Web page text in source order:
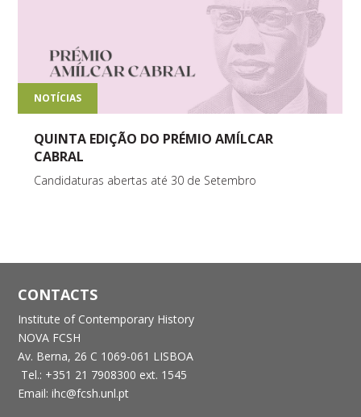
NOTÍCIAS
QUINTA EDIÇÃO DO PRÉMIO AMÍLCAR
CABRAL
Candidaturas abertas até 30 de Setembro
CONTACTS
Institute of Contemporary History
NOVA FCSH
Av. Berna, 26 C 1069-061 LISBOA
Tel.: +351 21 7908300 ext. 1545
Email: ihc@fcsh.unl.pt